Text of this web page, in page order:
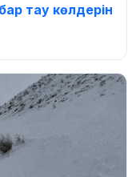
тау көлдерін